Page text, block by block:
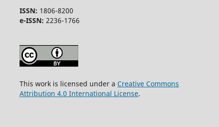
ISSN: 1806-8200
e-ISSN: 2236-1766
This work is licensed under a Creative Commons
Attribution 4.0 International License.